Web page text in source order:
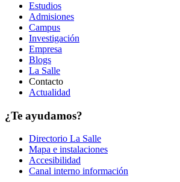
Estudios
Admisiones
Campus
Investigación
Empresa
Blogs
La Salle
Contacto
Actualidad
¿Te ayudamos?
Directorio La Salle
Mapa e instalaciones
Accesibilidad
Canal interno información